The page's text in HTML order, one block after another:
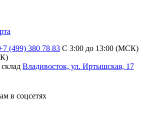
(499) 380 78 83 С 3:00 до 13:00 (МСК)
Владивосток, ул. Иртышская, 17
в соцсетях